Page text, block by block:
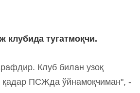
тугатмоқчи.
Клуб билан узоқ
қадар ПСЖда ўйнамоқчиман", -